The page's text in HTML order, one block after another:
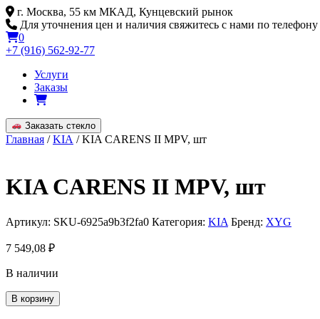
Skip
to
content
г. Москва, 55 км МКАД, Кунцевский рынок
Для уточнения цен и наличия свяжитесь с нами по телефону
0
+7 (916) 562-92-77
Услуги
Заказы
Заказать стекло
Главная /KIA / KIA CARENS II MPV, шт
KIA CARENS II MPV, шт
Артикул: SKU-6925a9b3f2fa0 Категория: KIA Бренд: XYG
7 549,08 ₽
В наличии
Количество
товара
В корзину